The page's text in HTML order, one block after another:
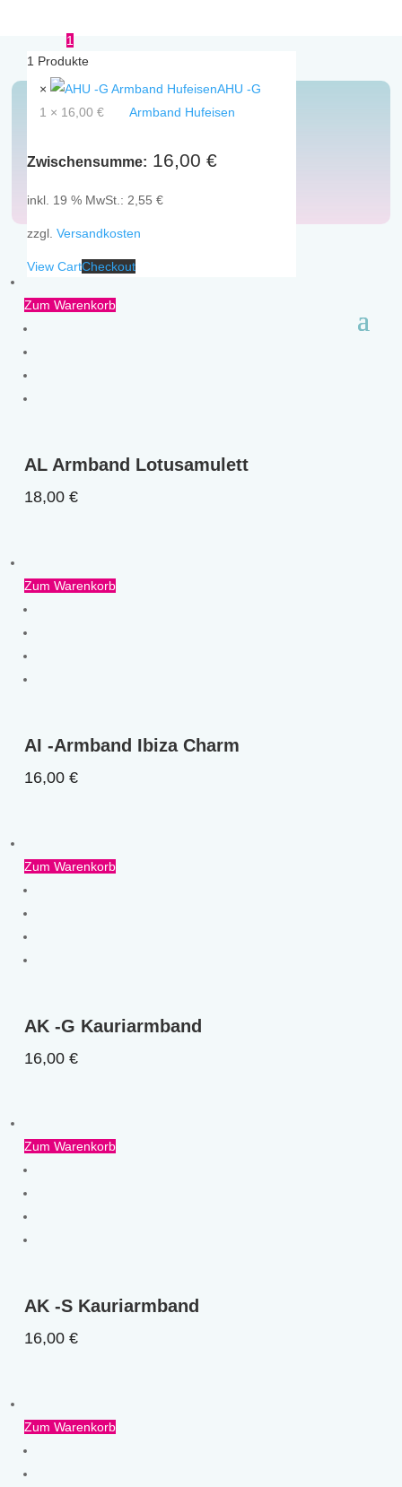
1
1 Produkte
×
AHU -G
Armband Hufeisen
1 × 16,00 €
Zwischensumme: 16,00 €
inkl. 19 % MwSt.: 2,55 €
zzgl. Versandkosten
View CartCheckout
Armbänder
Zum Warenkorb
AL Armband Lotusamulett
18,00€
Zum Warenkorb
AI -Armband Ibiza Charm
16,00€
Zum Warenkorb
AK -G Kauriarmband
16,00€
Zum Warenkorb
AK -S Kauriarmband
16,00€
Zum Warenkorb